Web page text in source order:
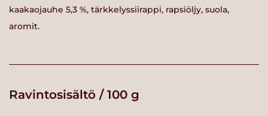
kaakaojauhe 5,3 %, tärkkelyssiirappi, rapsiöljy, suola,
aromit.
Ravintosisältö / 100 g